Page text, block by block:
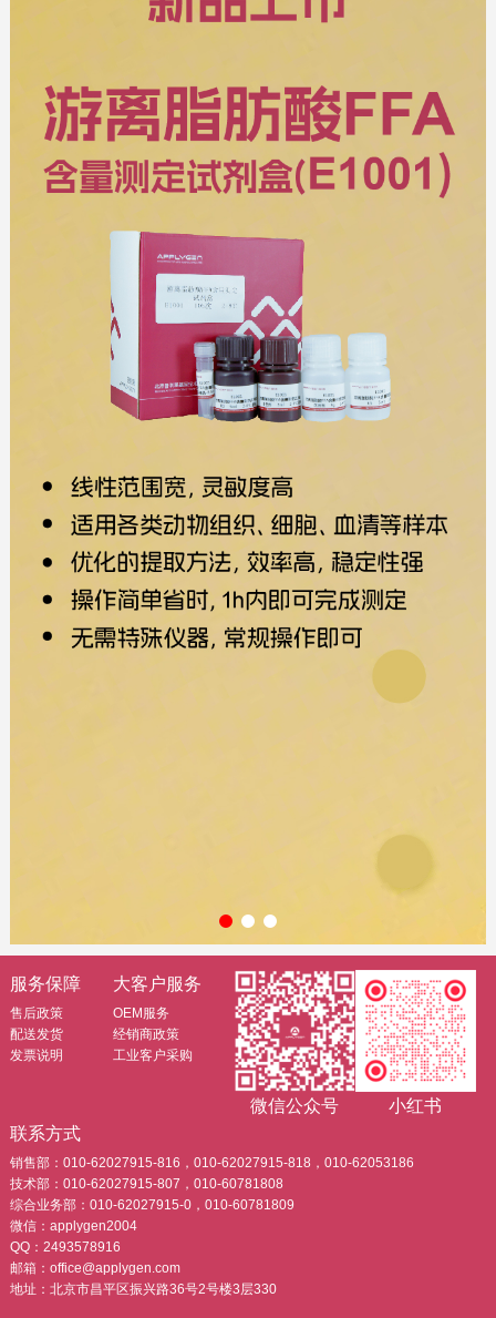
服务保障
售后政策
配送发货
发票说明
大客户服务
OEM服务
经销商政策
工业客户采购
微信公众号
小红书
联系方式
销售部：010-62027915-816，010-62027915-818，010-62053186
技术部：010-62027915-807，010-60781808
综合业务部：010-62027915-0，010-60781809
微信：applygen2004
QQ：2493578916
邮箱：office@applygen.com
地址：北京市昌平区振兴路36号2号楼3层330